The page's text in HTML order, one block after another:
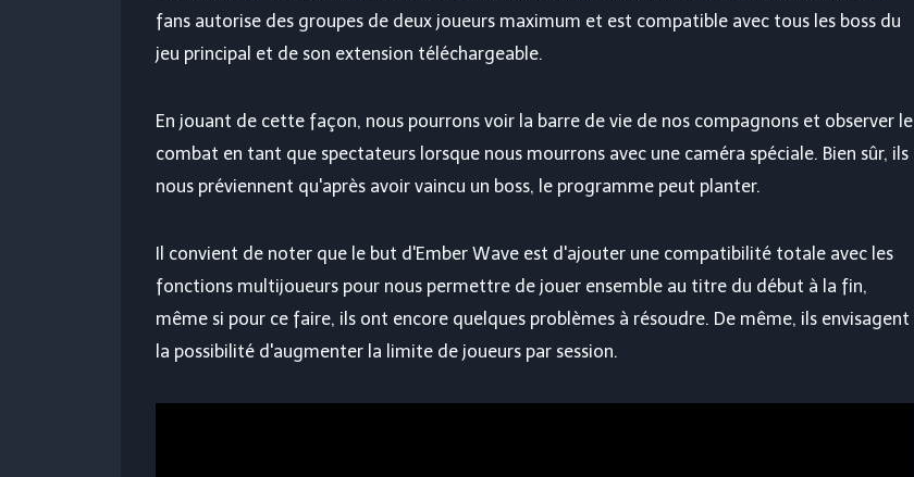
fans autorise des groupes de deux joueurs maximum et est compatible avec tous les boss du
jeu principal et de son extension téléchargeable.
En jouant de cette façon, nous pourrons voir la barre de vie de nos compagnons et observer le
combat en tant que spectateurs lorsque nous mourrons avec une caméra spéciale. Bien sûr, ils
nous préviennent qu'après avoir vaincu un boss, le programme peut planter.
Il convient de noter que le but d'Ember Wave est d'ajouter une compatibilité totale avec les
fonctions multijoueurs pour nous permettre de jouer ensemble au titre du début à la fin,
même si pour ce faire, ils ont encore quelques problèmes à résoudre. De même, ils envisagent
la possibilité d'augmenter la limite de joueurs par session.